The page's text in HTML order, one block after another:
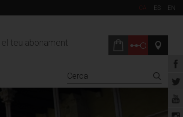
CA ES EN
teu abonament